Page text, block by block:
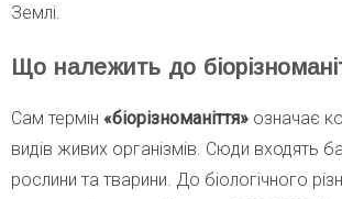
Землі.
Що належить до
Сам термін «біорізноманіття» означає
видів живих організмів. Сюди входять
рослини та тварини. До біологічного